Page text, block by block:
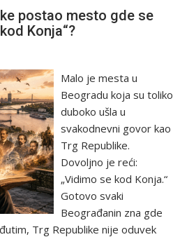
postao mesto gde se
Konja“?
Malo je mesta u
Beogradu koja su toliko
duboko ušla u
svakodnevni govor kao
Trg Republike.
Dovoljno je reći:
„Vidimo se kod Konja.“
Gotovo svaki
Beograđanin zna gde
Trg Republike nije oduvek